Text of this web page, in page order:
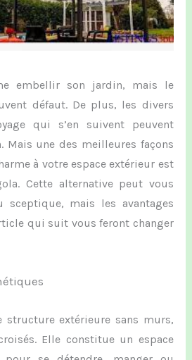
embellir son jardin, mais le
défaut. De plus, les divers
qui s’en suiventpeuvent
Mais une des meilleures façons
à votre espace extérieur est
Cette alternative peut vous
sceptique, mais les avantages
qui suit vous feront changer
structure extérieure sans murs,
Elle constitue un espace